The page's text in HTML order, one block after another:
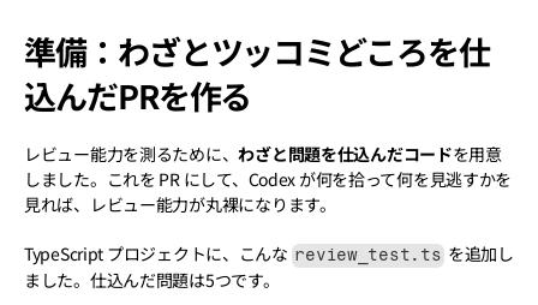
準備：わざとツッコミどころを仕
込んだPRを作る
レビュー能力を測るために、わざと問題を仕込んだコードを用意
しました。これを PR にして、Codex が何を拾って何を見逃すかを
見れば、レビュー能力が丸裸になります。
TypeScript プロジェクトに、こんな review_test.ts を追加し
ました。仕込んだ問題は5つです。